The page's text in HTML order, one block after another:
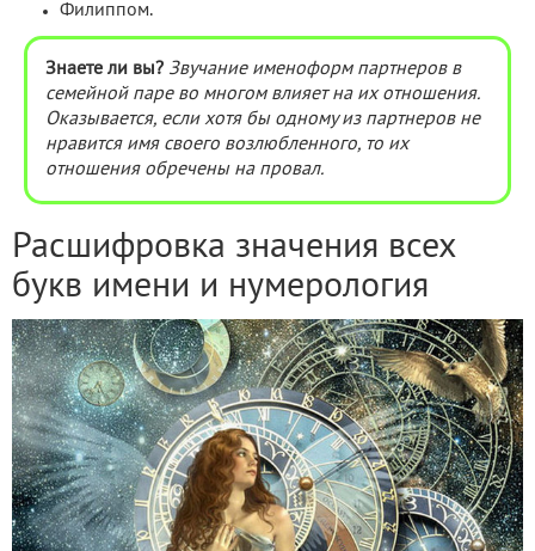
Филиппом.
Знаете ли вы? Звучание именоформ партнеров в
семейной паре во многом влияет на их отношения.
Оказывается, если хотя бы одному из партнеров не
нравится имя своего возлюбленного, то их
отношения обречены на провал.
Расшифровка значения всех
букв имени и нумерология